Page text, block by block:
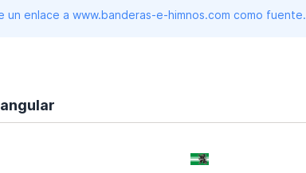
enlace a www.banderas-e-himnos.com como fuente.